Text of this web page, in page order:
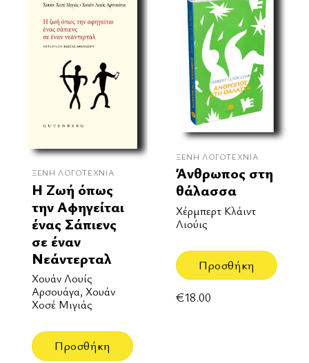
ΞΈΝΗ ΛΟΓΟΤΕΧΝΊΑ
Η Ζωή όπως
την Αφηγείται
ένας Σάπιενς
σε έναν
Νεάντερταλ
Χουάν Λουίς
Αρσουάγα, Χουάν
Χοσέ Μιγιάς
Προσθήκη
ΞΈΝΗ ΛΟΓΟΤΕΧΝΊΑ
Άνθρωπος στη
θάλασσα
Χέρμπερτ Κλάιντ
Λιούις
Προσθήκη
€18.00